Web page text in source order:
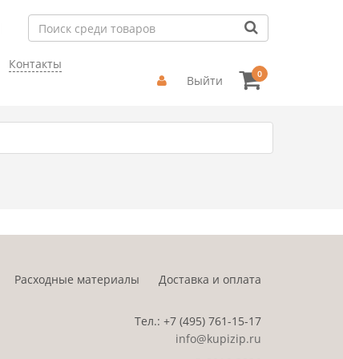
Контакты
Выйти 0
Расходные материалы Доставка и оплата
Тел.: +7 (495) 761-15-17
info@kupizip.ru